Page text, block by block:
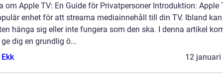
om Apple TV: En Guide för Privatpersoner Introduktion: Apple
enhet för att streama mediainnehåll till din TV. Ibland
hänga sig eller inte fungera som den ska. I denna artikel
dig en grundlig ö...
12 januari